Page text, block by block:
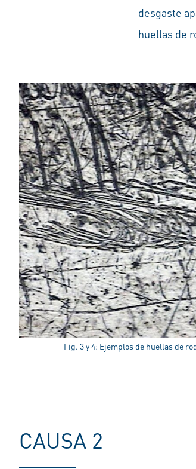
desgaste
huellas de
Fig. 3 y 4: Ejemplos de huellas de
CAUSA 2